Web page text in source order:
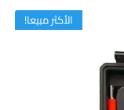
الأكثر مبيعا!